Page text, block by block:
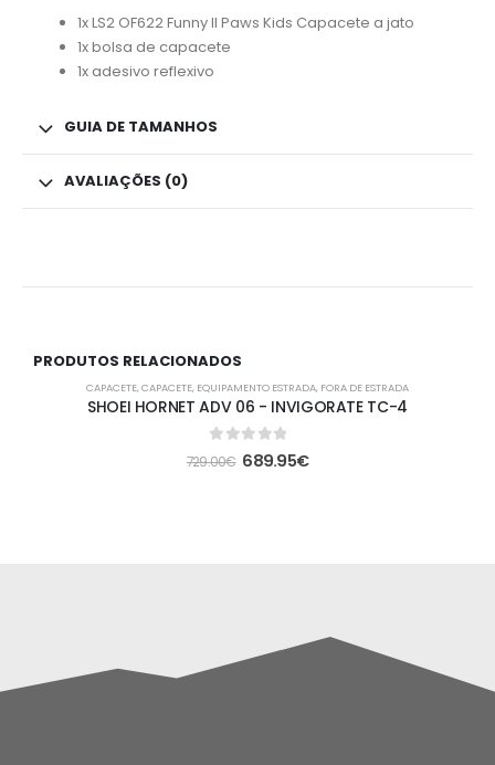
1x LS2 OF622 Funny II Paws Kids Capacete a jato
1x bolsa de capacete
1x adesivo reflexivo
GUIA DE TAMANHOS
AVALIAÇÕES (0)
PRODUTOS RELACIONADOS
CAPACETE,CAPACETE, EQUIPAMENTO ESTRADA, FORA DE ESTRADA
SHOEI HORNET ADV 06 - INVIGORATE TC-4
out of 5
729.00€ 689.95€